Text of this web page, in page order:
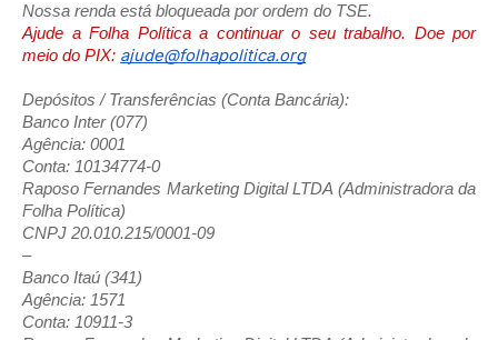
Nossa renda está bloqueada por ordem do TSE.
Ajude a Folha Política a continuar o seu trabalho. Doe por
meio do PIX: ajude@folhapolitica.org
Depósitos / Transferências (Conta Bancária):
Banco Inter (077)
Agência: 0001
Conta: 10134774-0
Raposo Fernandes Marketing Digital LTDA (Administradora da
Folha Política)
CNPJ 20.010.215/0001-09
–
Banco Itaú (341)
Agência: 1571
Conta: 10911-3